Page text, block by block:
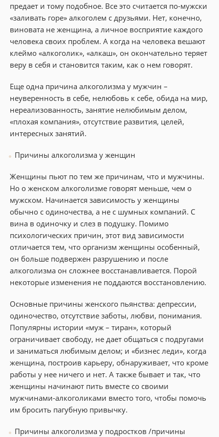
предает и тому подобное. Все это считается по-мужски
«заливать горе» алкоголем с друзьями. Нет, конечно,
виновата не женщина, а личное восприятие каждого
человека своих проблем. А когда на человека вешают
клеймо «алкоголик», «алкаш», он окончательно теряет
веру в себя и становится таким, как о нем говорят.
Еще одна причина алкоголизма у мужчин –
неуверенность в себе, нелюбовь к себе, обида на мир,
нереализованность, занятие нелюбимым делом,
«плохая компания», отсутствие развития, целей,
интересных занятий.
Причины алкоголизма у женщин
Женщины пьют по тем же причинам, что и мужчины.
Но о женском алкоголизме говорят меньше, чем о
мужском. Начинается зависимость у женщины
обычно с одиночества, а не с шумных компаний. С
вина в одиночку и слез в подушку. Помимо
психологических причин, этот вид зависимости
отличается тем, что организм женщины особенный,
он больше подвержен разрушению и после
алкоголизма он сложнее восстанавливается. Порой
некоторые изменения не поддаются восстановлению.
Основные причины женского пьянства: депрессии,
одиночество, отсутствие заботы, любви, понимания.
Популярны истории «муж – тиран», который
ограничивает свободу, не дает общаться с подругами
и заниматься любимым делом; и «бизнес леди», когда
женщина, построив карьеру, обнаруживает, что кроме
работы у нее ничего и нет. А также бывает и так, что
женщины начинают пить вместе со своими
мужчинами-алкоголиками вместо того, чтобы помочь
им бросить пагубную привычку.
Причины алкоголизма у подростков /причины